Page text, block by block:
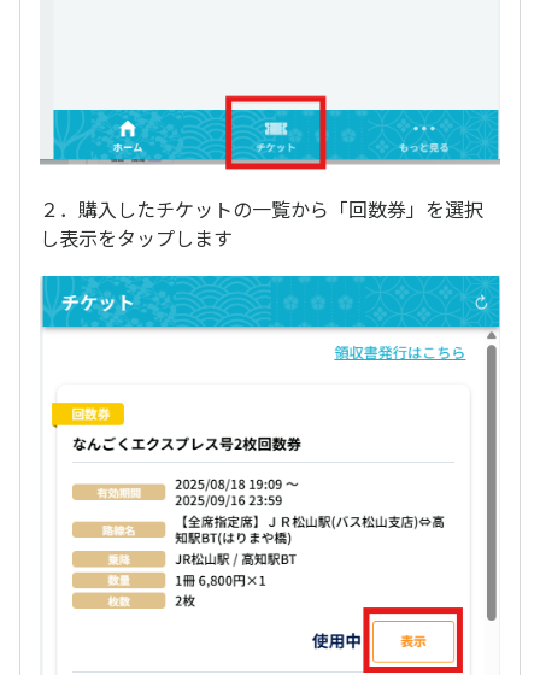
２．購入したチケットの一覧から「回数券」を選択
し表示をタップします